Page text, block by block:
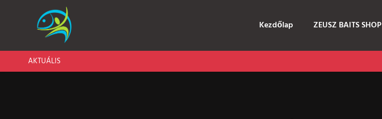
Kezdőlap ZEUSZ BAITS SHOP
AKTUÁLIS